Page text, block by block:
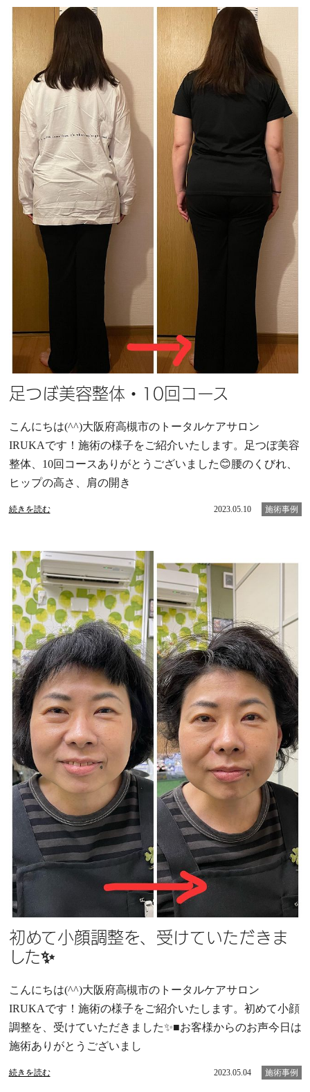
足つぼ美容整体・10回コース
こんにちは(^^)大阪府高槻市のトータルケアサロン
IRUKAです！施術の様子をご紹介いたします。足つぼ美容
整体、10回コースありがとうございました😊腰のくびれ、
ヒップの高さ、肩の開き
続きを読む 2023.05.10 施術事例
初めて小顔調整を、受けていただきま
した✨
こんにちは(^^)大阪府高槻市のトータルケアサロン
IRUKAです！施術の様子をご紹介いたします。初めて小顔
調整を、受けていただきました✨■お客様からのお声今日は
施術ありがとうございまし
続きを読む 2023.05.04 施術事例